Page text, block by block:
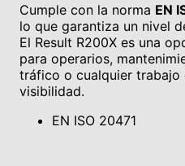
Cumple con la norma EN
lo que garantiza un nivel
El Result R200X es una
para operarios,
tráfico o cualquier trabajo
visibilidad.
EN ISO 20471